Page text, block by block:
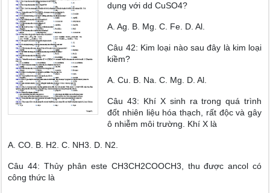
dụng với dd CuSO4?
A. Ag. B. Mg. C. Fe. D. Al.
Câu 42: Kim loại nào sau đây là kim loại
kiềm?
A. Cu. B. Na. C. Mg. D. Al.
Câu 43: Khí X sinh ra trong quá trình
đốt nhiên liệu hóa thạch, rất độc và gây
ô nhiễm môi trường. Khí X là
A. CO. B. H2. C. NH3. D. N2.
Câu 44: Thủy phân este CH3CH2COOCH3, thu được ancol có
công thức là